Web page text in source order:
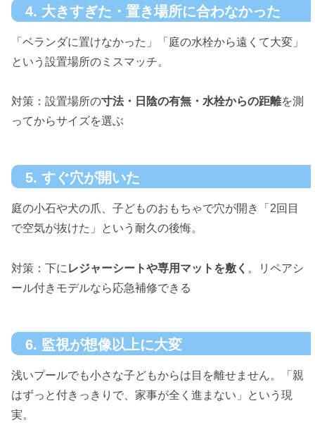
4. 大きすぎた・置き場所に合わなかった
「ベランダに置けなかった」「庭の水栓から遠くて大変」
という設置場所のミスマッチ。
対策：設置場所の寸法・日陰の有無・水栓からの距離を測
ってからサイズを選ぶ
5. すぐ穴が開いた
庭の小石や犬の爪、子どものおもちゃで穴が開き「2回目
で空気が抜けた」という耐久の後悔。
対策：下に レジャーシートや専用マットを敷く 。リペアシ
ール付きモデルなら応急補修できる
6. 監視が想像以上に大変
浅いプールでも小さな子どもからは目を離せません。「親
はずっと付きっきりで、家事が全く進まない」という現
実。